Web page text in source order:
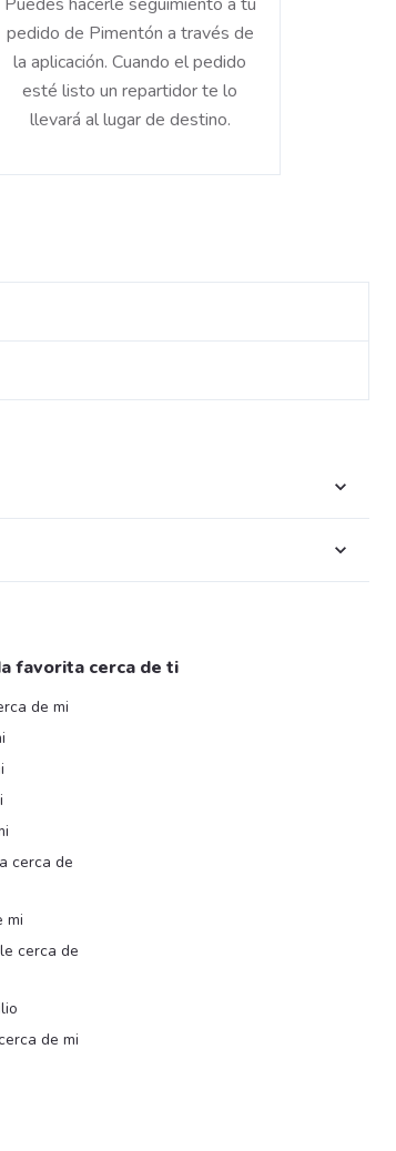
pedido de Pimentón a través de
la aplicación. Cuando el pedido
esté listo un repartidor te lo
llevará al lugar de destino.
favorita cerca de ti
de mi
cerca de
mi
cerca de
de mi